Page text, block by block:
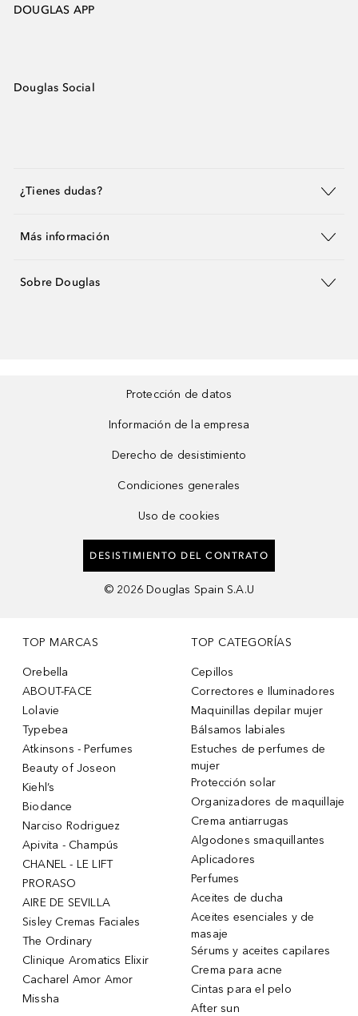
DOUGLAS APP
Douglas Social
¿Tienes dudas?
Más información
Sobre Douglas
Protección de datos
Información de la empresa
Derecho de desistimiento
Condiciones generales
Uso de cookies
DESISTIMIENTO DEL CONTRATO
© 2026 Douglas Spain S.A.U
TOP MARCAS
Orebella
ABOUT-FACE
Lolavie
Typebea
Atkinsons - Perfumes
Beauty of Joseon
Kiehl’s
Biodance
Narciso Rodriguez
Apivita - Champús
CHANEL - LE LIFT
PRORASO
AIRE DE SEVILLA
Sisley Cremas Faciales
The Ordinary
Clinique Aromatics Elixir
Cacharel Amor Amor
Missha
TOP CATEGORÍAS
Cepillos
Correctores e Iluminadores
Maquinillas depilar mujer
Bálsamos labiales
Estuches de perfumes de
mujer
Protección solar
Organizadores de maquillaje
Crema antiarrugas
Algodones smaquillantes
Aplicadores
Perfumes
Aceites de ducha
Aceites esenciales y de
masaje
Sérums y aceites capilares
Crema para acne
Cintas para el pelo
After sun